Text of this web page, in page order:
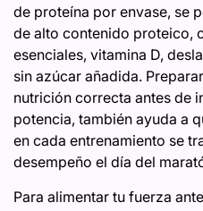
de proteína por envase, se
de alto contenido proteico,
esenciales, vitamina D,
sin azúcar añadida.
nutrición correcta antes de
potencia, también ayuda a
en cada entrenamiento se
desempeño el día del
Para alimentar tu fuerza